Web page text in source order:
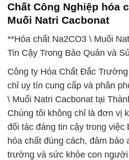
Chất Công Nghiệp hóa
Muối Natri Cacbonat
**Hóa chất Na2CO3 \ Muối
Tin Cậy Trong Bảo Quản và
Công ty Hóa Chất Đắc
chỉ uy tín cung cấp và phân
\ Muối Natri Cacbonat tại
Chúng tôi không chỉ là đơn vị
đối tác đáng tin cậy trong việc
hóa chất đúng cách, đảm bảo
trường và sức khỏe con